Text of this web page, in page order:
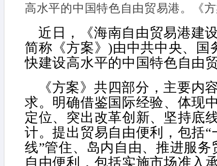
高水平的中国特色自由贸易港。《
近日，《海南自由贸易港建
简称《方案》)由中共中央、国
快建设高水平的中国特色自由
《方案》共四部分，主要内
求。明确借鉴国际经验、体现
定位、突出改革创新、坚持底
计。提出贸易自由便利，包括“
线”管住、岛内自由、推进服
自由便利，包括实施市场准入